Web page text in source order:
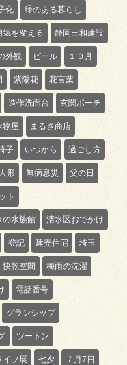
化 緑のある暮らし
気を変える 静岡三和建設
外観 ビール １０月
紫陽花 花言葉
造作洗面台 玄関ポーチ
物屋 まるさ商店
子 いつから 過ごし方
人形 無病息災 父の日
ト
の水族館 清水区おでかけ
登記 建売住宅 埼玉
快乾空間 梅雨の洗濯
電話番号
グランシップ
ツートン
イフ展 七夕 ７月7日